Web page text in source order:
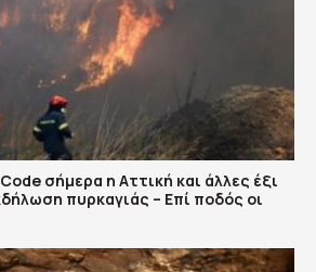
σήμερα η Αττική και άλλες έξι
πυρκαγιάς – Επί ποδός οι